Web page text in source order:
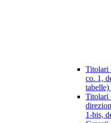
Titolari
co. 1,
tabelle)
Titolari
1-bis,